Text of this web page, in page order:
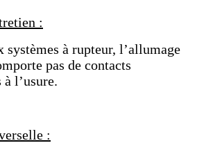
:
systèmes à rupteur, l’allumage
pas de contacts
l’usure.
: